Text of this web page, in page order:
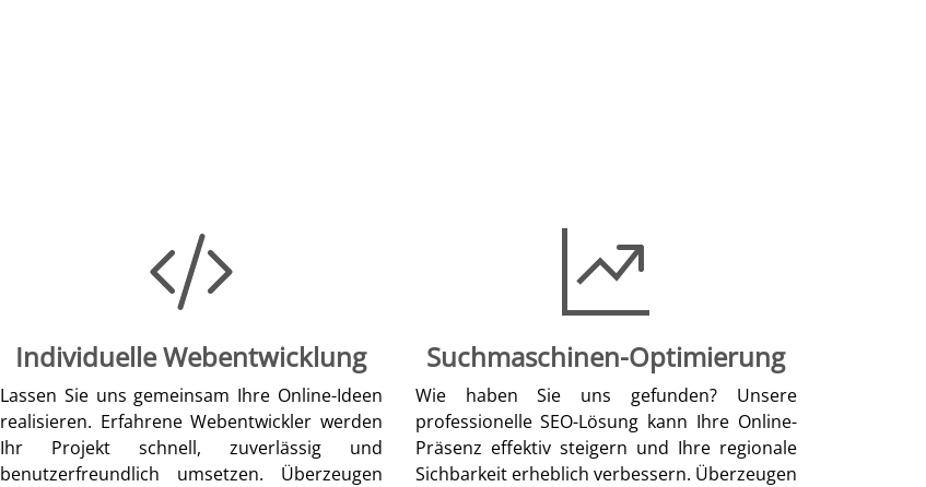
Individuelle Webentwicklung
Lassen Sie uns gemeinsam Ihre Online-Ideen
realisieren. Erfahrene Webentwickler werden
Ihr Projekt schnell, zuverlässig und
benutzerfreundlich umsetzen. Überzeugen
Suchmaschinen-Optimierung
Wie haben Sie uns gefunden? Unsere
professionelle SEO-Lösung kann Ihre Online-
Präsenz effektiv steigern und Ihre regionale
Sichbarkeit erheblich verbessern. Überzeugen